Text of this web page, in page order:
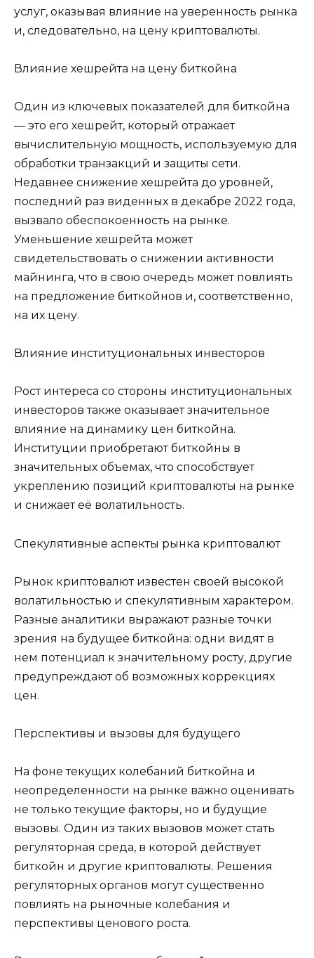
услуг, оказывая влияние на уверенность рынка
и, следовательно, на цену криптовалюты.
Влияние хешрейта на цену биткойна
Один из ключевых показателей для биткойна
— это его хешрейт, который отражает
вычислительную мощность, используемую для
обработки транзакций и защиты сети.
Недавнее снижение хешрейта до уровней,
последний раз виденных в декабре 2022 года,
вызвало обеспокоенность на рынке.
Уменьшение хешрейта может
свидетельствовать о снижении активности
майнинга, что в свою очередь может повлиять
на предложение биткойнов и, соответственно,
на их цену.
Влияние институциональных инвесторов
Рост интереса со стороны институциональных
инвесторов также оказывает значительное
влияние на динамику цен биткойна.
Институции приобретают биткойны в
значительных объемах, что способствует
укреплению позиций криптовалюты на рынке
и снижает её волатильность.
Спекулятивные аспекты рынка криптовалют
Рынок криптовалют известен своей высокой
волатильностью и спекулятивным характером.
Разные аналитики выражают разные точки
зрения на будущее биткойна: одни видят в
нем потенциал к значительному росту, другие
предупреждают об возможных коррекциях
цен.
Перспективы и вызовы для будущего
На фоне текущих колебаний биткойна и
неопределенности на рынке важно оценивать
не только текущие факторы, но и будущие
вызовы. Один из таких вызовов может стать
регуляторная среда, в которой действует
биткойн и другие криптовалюты. Решения
регуляторных органов могут существенно
повлиять на рыночные колебания и
перспективы ценового роста.